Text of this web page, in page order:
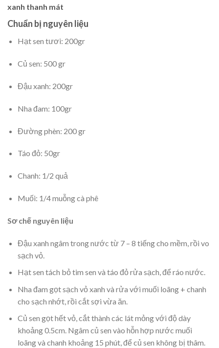
xanh thanh mát
Chuẩn bị nguyên liệu
Hạt sen tươi: 200gr
Củ sen: 500 gr
Đậu xanh: 200gr
Nha đam: 100gr
Đường phèn: 200 gr
Táo đỏ: 50gr
Chanh: 1/2 quả
Muối: 1/4 muỗng cà phê
Sơ chế nguyên liệu
Đậu xanh ngâm trong nước từ 7 – 8 tiếng cho mềm, rồi vo
sạch vỏ.
Hạt sen tách bỏ tim sen và táo đỏ rửa sạch, để ráo nước.
Nha đam gọt sạch vỏ xanh và rửa với muối loãng + chanh
cho sạch nhớt, rồi cắt sợi vừa ăn.
Củ sen gọt hết vỏ, cắt thành các lát mỏng với độ dày
khoảng 0.5cm. Ngâm củ sen vào hỗn hợp nước muối
loãng và chanh khoảng 15 phút, để củ sen không bị thâm.